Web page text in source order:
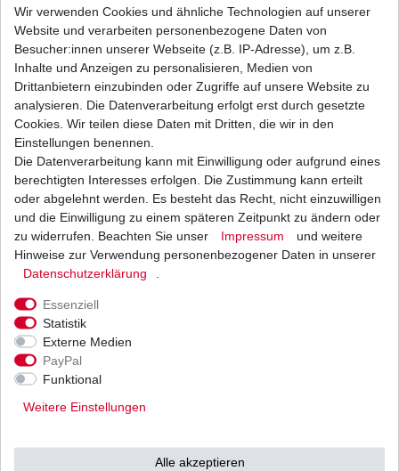
Wunschliste
* inkl. ges. MwSt. zzgl.Versandkosten
Beschreibung
Weitere Details
Neue
Sowohl in der Erstausrüstung wie auch im
Rennsport bewährt.
Wir verwenden Cookies und ähnliche Technologien auf unserer
Website und verarbeiten personenbezogene Daten von
Besucher:innen unserer Webseite (z.B. IP-Adresse), um z.B.
Inhalte und Anzeigen zu personalisieren, Medien von
Drittanbietern einzubinden oder Zugriffe auf unsere Website zu
analysieren. Die Datenverarbeitung erfolgt erst durch gesetzte
Cookies. Wir teilen diese Daten mit Dritten, die wir in den
Einstellungen benennen.
Die Datenverarbeitung kann mit Einwilligung oder aufgrund eines
berechtigten Interesses erfolgen. Die Zustimmung kann erteilt
oder abgelehnt werden. Es besteht das Recht, nicht einzuwilligen
und die Einwilligung zu einem späteren Zeitpunkt zu ändern oder
zu widerrufen. Beachten Sie unser
Impressum
und weitere
Hinweise zur Verwendung personenbezogener Daten in unserer
Daten­schutz­erklärung
Essenziell
Statistik
Externe Medien
PayPal
Funktional
Weitere Einstellungen
Alle akzeptieren